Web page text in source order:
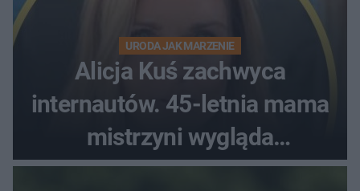
URODA JAK MARZENIE
Alicja Kuś zachwyca
internautów. 45-letnia mama
mistrzyni wygląda
zjawiskowo